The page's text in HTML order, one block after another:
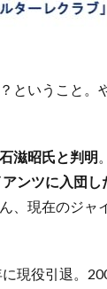
ということ。
滋昭氏と判明 。
ンツに入団し
、現在のジャ
現役引退。